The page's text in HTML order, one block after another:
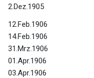
2.Dez.1905
12.Feb.1906
14.Feb.1906
31.Mrz.1906
01.Apr.1906
03.Apr.1906